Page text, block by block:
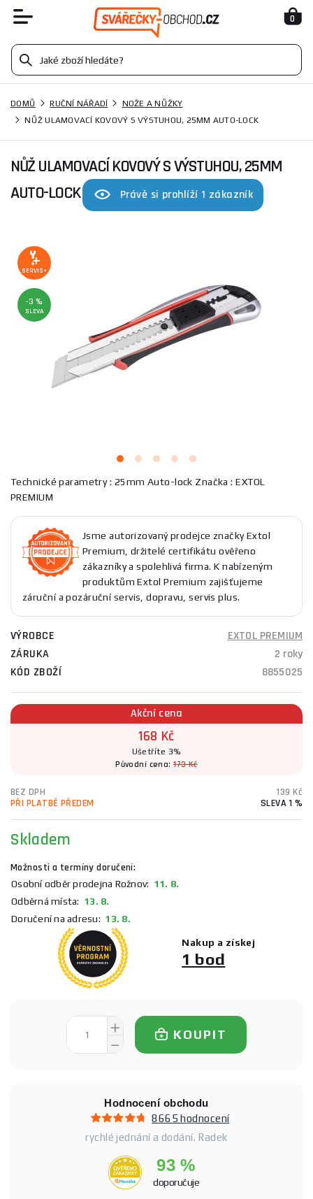
0
DOMŮ RUČNÍ NÁŘADÍ
NOŽE A NŮŽKY
NŮŽ ULAMOVACÍ KOVOVÝ S VÝSTUHOU, 25MM AUTO-LOCK
NŮŽ ULAMOVACÍ KOVOVÝ S VÝSTUHOU, 25MM
AUTO-LOCK
Právě si prohlíží 1 zákazník
SERVIS+
-3 %
SLEVA
Technické parametry : 25mm Auto-lock Značka : EXTOL
PREMIUM
Jsme autorizovaný prodejce značky Extol
Premium, držitelé certifikátu ověřeno
zákazníky a spolehlivá firma. K nabízeným
produktům Extol Premium zajišťujeme
záruční a pozáruční servis, dopravu, servis plus.
VÝROBCE
EXTOL PREMIUM
ZÁRUKA
2 roky
KÓD ZBOŽÍ
8855025
Akční cena
168 Kč
Ušetříte 3%
Původní cena:173 Kč
BEZ DPH
139 Kč
PŘI PLATBĚ PŘEDEM
SLEVA 1 %
Skladem
Možnosti a termíny doručení:
Osobní odběr prodejna Rožnov: 11. 8.
Odběrná místa: 13. 8.
Doručení na adresu: 13. 8.
Nakup a získej
1 bod
KOUPIT
Hodnocení obchodu
8665 hodnocení
rychlé jednání a dodání. Radek
93 %
doporučuje